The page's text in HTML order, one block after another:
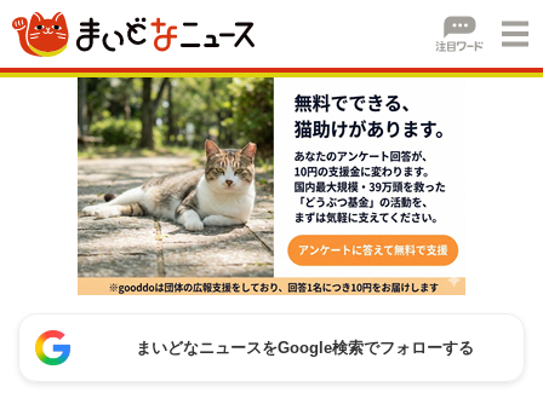
まいどなニュースをGoogle検索でフォローする